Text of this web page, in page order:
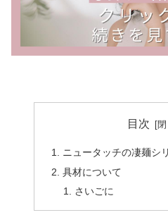
目次
ニュータッチの凄麺シ
具材について
さいごに